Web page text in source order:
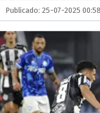
Publicado: 25-07-2025 00:58